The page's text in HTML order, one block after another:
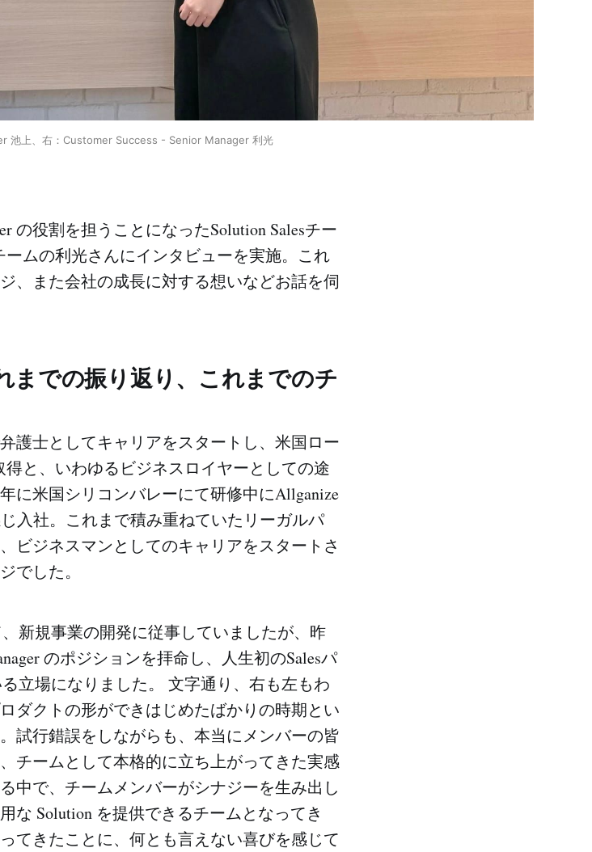
池上、右：Customer Success - Senior Manager 利光
の役割を担うことになったSolution Salesチー
ームの利光さんにインタビューを実施。これ
、また会社の成長に対する想いなどお話を伺
までの振り返り、これまでのチ
護士としてキャリアをスタートし、米国ロー
と、いわゆるビジネスロイヤーとしての途
に米国シリコンバレーにて研修中にAllganize
入社。これまで積み重ねていたリーガルパ
ビジネスマンとしてのキャリアをスタートさ
でした。
新規事業の開発に従事していましたが、昨
のポジションを拝命し、人生初のSalesパ
立場になりました。 文字通り、右も左もわ
ダクトの形ができはじめたばかりの時期とい
試行錯誤をしながらも、本当にメンバーの皆
チームとして本格的に立ち上がってきた実感
中で、チームメンバーがシナジーを生み出し
な Solution を提供できるチームとなってき
てきたことに、何とも言えない喜びを感じて